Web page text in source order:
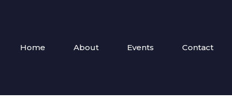
Home About Events Contact